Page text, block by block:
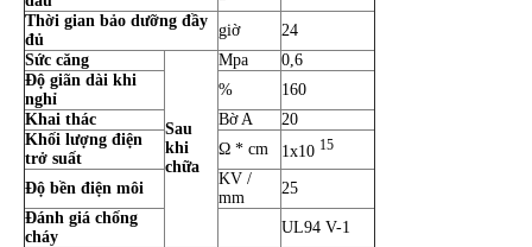
Thời gian bảo dưỡng đầy
đủ
giờ
24
Sức căng
Sau
khi
chữa
Mpa
0,6
Độ giãn dài khi
nghỉ
%
160
Khai thác
Bờ A
20
Khối lượng điện
trở suất
Ω * cm 1x10 15
Độ bền điện môi
KV /
mm
25
Đánh giá chống
cháy
UL94 V-1